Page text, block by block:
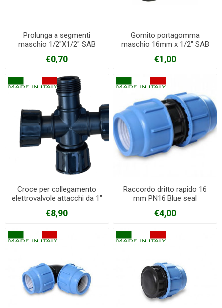
Prolunga a segmenti
maschio 1/2"X1/2" SAB
€0,70
Gomito portagomma
maschio 16mm x 1/2" SAB
€1,00
Croce per collegamento
elettrovalvole attacchi da 1"
€8,90
Raccordo dritto rapido 16
mm PN16 Blue seal
€4,00